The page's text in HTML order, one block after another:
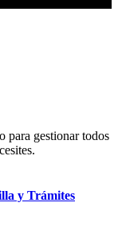
para gestionar todos
y Trámites